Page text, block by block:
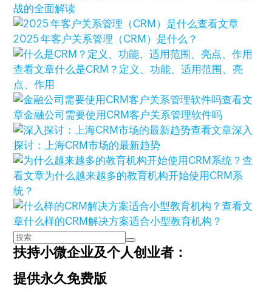
战的全面解读
查看文章
2025 年客户关系管理（CRM）是什么？
查看文章什么是CRM？定义、功能、适用范围、亮
点、作用
查看文
章金融公司需要使用CRM客户关系管理软件吗
查看文章深入
探讨：上海CRM市场的最新趋势
查
看文章为什么越来越多的教育机构开始使用CRM系
统？
查看文
章什么样的CRM解决方案适合小型教育机构？
扶持小微企业及个人创业者：
提供永久免费版